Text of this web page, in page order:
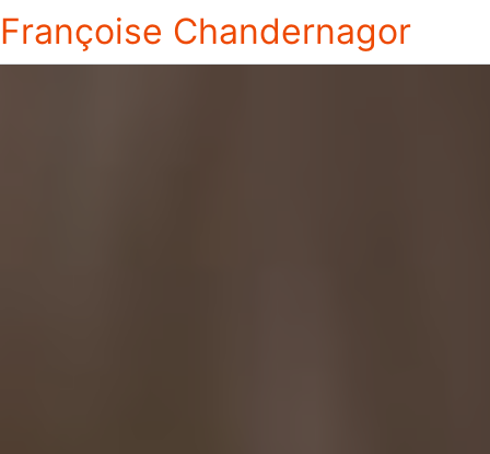
Françoise Chandernagor